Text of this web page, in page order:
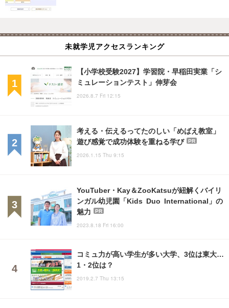
未就学児アクセスランキング
【小学校受験2027】学習院・早稲田実業「シ
ミュレーションテスト」伸芽会
2026.8.7 Fri 12:15
考える・伝えるってたのしい「めばえ教室」
遊び感覚で成功体験を重ねる学び
PR
2026.1.15 Thu 9:15
YouTuber・Kay＆ZooKatsuが紐解くバイリ
ンガル幼児園「Kids Duo International」の
魅力
PR
2023.8.18 Fri 16:00
コミュ力が高い学生が多い大学、3位は東大…
1・2位は？
2019.2.7 Thu 13:15